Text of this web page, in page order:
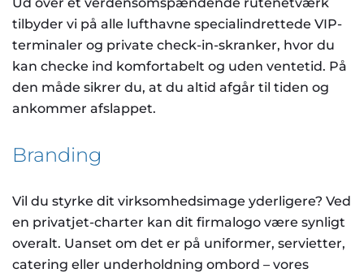
tilbyder vi på alle lufthavne specialindrettede VIP-
terminaler og private check-in-skranker, hvor du
kan checke ind komfortabelt og uden ventetid. På
den måde sikrer du, at du altid afgår til tiden og
ankommer afslappet.
Branding
Vil du styrke dit virksomhedsimage yderligere? Ved
en privatjet-charter kan dit firmalogo være synligt
overalt. Uanset om det er på uniformer, servietter,
catering eller underholdning ombord – vores